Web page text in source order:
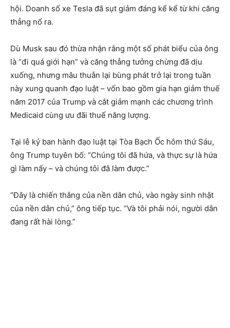
hội. Doanh số xe Tesla đã sụt giảm đáng kể kể từ khi căng
thẳng nổ ra.
Dù Musk sau đó thừa nhận rằng một số phát biểu của ông
là “đi quá giới hạn” và căng thẳng tưởng chừng đã dịu
xuống, nhưng mâu thuẫn lại bùng phát trở lại trong tuần
này xung quanh đạo luật – vốn bao gồm gia hạn giảm thuế
năm 2017 của Trump và cắt giảm mạnh các chương trình
Medicaid cùng ưu đãi thuế năng lượng.
Tại lễ ký ban hành đạo luật tại Tòa Bạch Ốc hôm thứ Sáu,
ông Trump tuyên bố: “Chúng tôi đã hứa, và thực sự là hứa
gì làm nấy – và chúng tôi đã làm được.”
“Đây là chiến thắng của nền dân chủ, vào ngày sinh nhật
của nền dân chủ,” ông tiếp tục. “Và tôi phải nói, người dân
đang rất hài lòng.”